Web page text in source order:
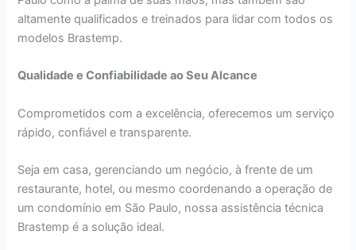
altamente qualificados e treinados para lidar com todos os
modelos Brastemp.
Qualidade e Confiabilidade ao Seu Alcance
Comprometidos com a excelência, oferecemos um serviço
rápido, confiável e transparente.
Seja em casa, gerenciando um negócio, à frente de um
restaurante, hotel, ou mesmo coordenando a operação de
um condomínio em São Paulo, nossa assistência técnica
Brastemp é a solução ideal.